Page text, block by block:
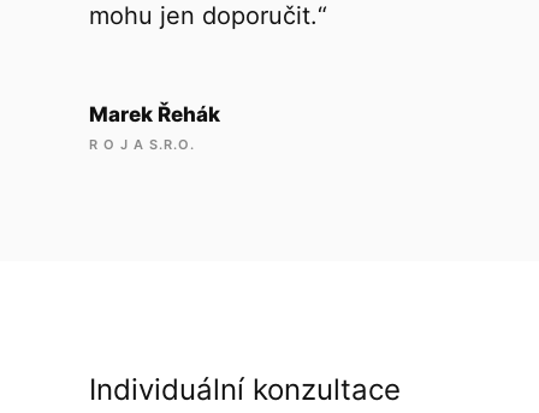
mohu jen doporučit.“
Marek Řehák
R O J A S.R.O.
Individuální konzultace